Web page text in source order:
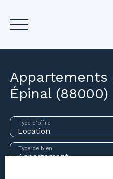
Estimez votre
Appartements
Épinal (88000)
Location
Type d'offre
Appartement
Type de bien